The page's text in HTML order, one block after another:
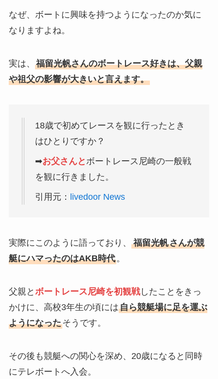
なぜ、ボートに興味を持つようになったのか気に
なりますよね。
実は、 福留光帆さんのボートレース好きは、父親
や祖父の影響が大きいと言えます。
18歳で初めてレースを観に行ったとき
はひとりですか？
➡お父さんと ボートレース尼崎の一般戦
を観に行きました。
引用元： livedoor News
実際にこのように語っており、 福留光帆さんが競
艇にハマったのはAKB時代。
父親と ボートレース尼崎を初観戦したことをきっ
かけに、高校3年生の頃には自ら競艇場に足を運ぶ
ようになったそうです。
その後も競艇への関心を深め、20歳になると同時
にテレボートへ入会。